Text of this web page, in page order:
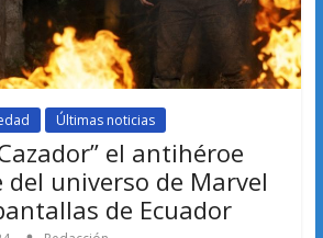
Últimas noticias
el antihéroe
del universo de Marvel
de Ecuador